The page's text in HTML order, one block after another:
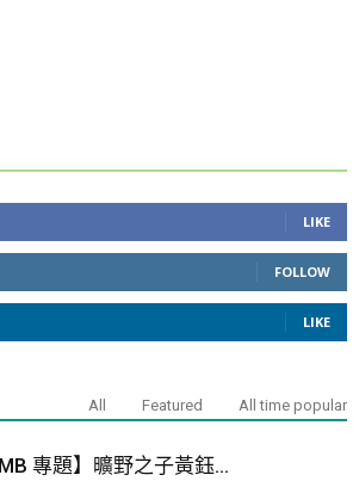
LIKE
FOLLOW
LIKE
All Featured All time popular
專題】曠野之子黃鈺...